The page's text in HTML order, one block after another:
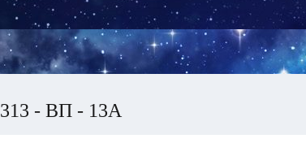
313 - ВП - 13А